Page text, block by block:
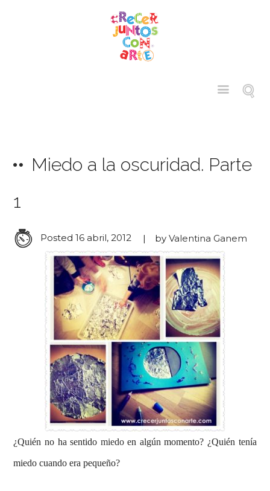
Miedo a la oscuridad. Parte
1
Posted 16 abril, 2012 by Valentina Ganem
¿Quién no ha sentido miedoen algún momento? ¿Quién tenía
miedo cuando era pequeño?